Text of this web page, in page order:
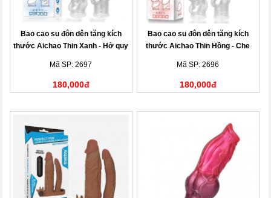
Bao cao su đôn dên tăng kích
thước Aichao Thin Xanh - Hở quy
Mã SP: 2697
180,000đ
Bao cao su đôn dên tăng kích
thước Aichao Thin Hồng - Che
Mã SP: 2696
180,000đ